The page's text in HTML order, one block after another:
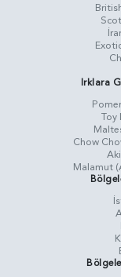
Irklara
Toy
Chow
Malamut